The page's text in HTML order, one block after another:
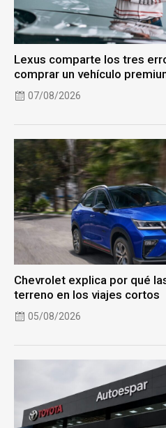
Lexus comparte los tres
comprar un vehículo
07/08/2026
Chevrolet explica por qué
terreno en los viajes cortos
05/08/2026